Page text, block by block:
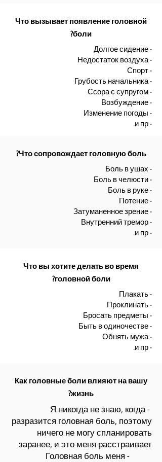
Что вызывает появление головной
боли?
- Долгое сидение
- Недостаток воздуха
- Спорт
- Грубость начальника
- Ссора с супругом
- Возбуждение
- Изменение погоды
- и пр.
Что сопровождает головную боль?
- Боль в ушах
- Боль в челюсти
- Боль в руке
- Потение
- Затуманенное зрение
- Внутренний тремор
- и пр.
Что вы хотите делать во время
головной боли?
- Плакать
- Проклинать
- Бросать предметы
- Быть в одиночестве
- Обнять мужа
- и пр.
Как головные боли влияют на вашу
жизнь?
- Я никогда не знаю, когда
разразится головная боль, поэтому
ничего не могу спланировать
заранее, и это меня расстраивает
- Головная боль меня